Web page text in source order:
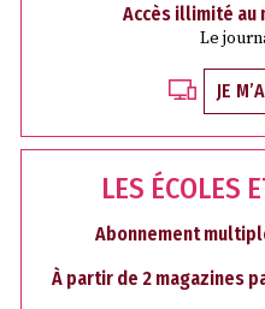
Accès illimité au
Le
JE
LES ÉCOLES
Abonnement
À partir de 2 magazines